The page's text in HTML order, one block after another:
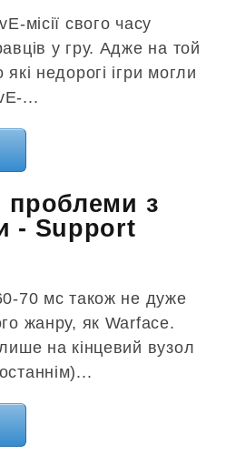
місії свого часу
у гру. Адже на той
недорогі ігри могли
...
проблеми з
- Support
70 мс також не дуже
жанру, як Warface.
на кінцевий вузол